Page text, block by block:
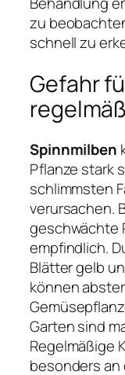
zu
schnell zu
Gefahr
Spinnmilben
Pflanze stark
schlimmsten
verursachen.
geschwächte
empfindlich.
Blätter gelb
können
Garten sind
Regelmäßige
besonders